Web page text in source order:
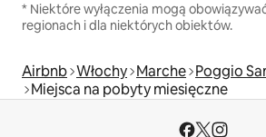
* Niektóre wyłączenia mogą
regionach i dla niektórych obiektów.
Airbnb Włochy Marche Poggio
Miejsca na pobyty miesięczne